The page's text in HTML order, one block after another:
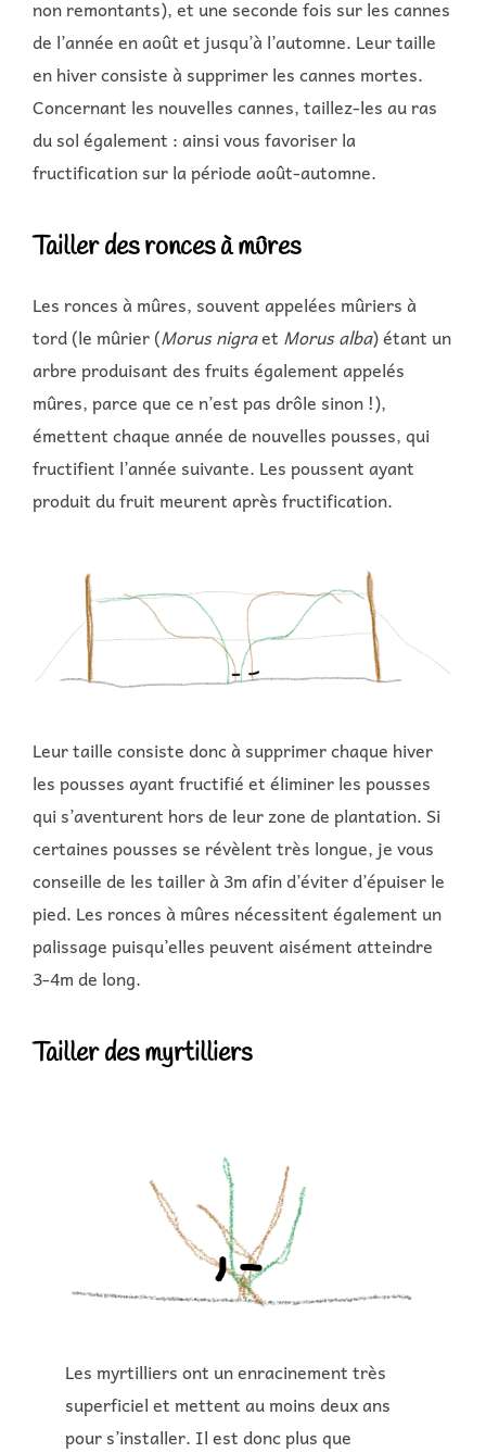
non remontants), et une seconde fois sur les cannes
de l’année en août et jusqu’à l’automne. Leur taille
en hiver consiste à supprimer les cannes mortes.
Concernant les nouvelles cannes, taillez-les au ras
du sol également : ainsi vous favoriser la
fructification sur la période août-automne.
Tailler des ronces à mûres
Les ronces à mûres, souvent appelées mûriers à
tord (le mûrier (Morus nigraet Morus alba) étant un
arbre produisant des fruits également appelés
mûres, parce que ce n’est pas drôle sinon !),
émettent chaque année de nouvelles pousses, qui
fructifient l’année suivante. Les poussent ayant
produit du fruit meurent après fructification.
Leur taille consiste donc à supprimer chaque hiver
les pousses ayant fructifié et éliminer les pousses
qui s’aventurent hors de leur zone de plantation. Si
certaines pousses se révèlent très longue, je vous
conseille de les tailler à 3m afin d’éviter d’épuiser le
pied. Les ronces à mûres nécessitent également un
palissage puisqu’elles peuvent aisément atteindre
3-4m de long.
Tailler des myrtilliers
Les myrtilliers ont un enracinement très
superficiel et mettent au moins deux ans
pour s’installer. Il est donc plus que